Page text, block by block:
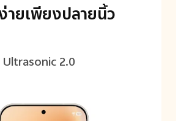
ยเพียงปลายนิ้ว
2.0